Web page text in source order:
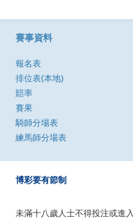
賽事資料
報名表
排位表(本地)
賠率
賽果
騎師分場表
練馬師分場表
博彩要有節制
未滿十八歲人士不得投注或進